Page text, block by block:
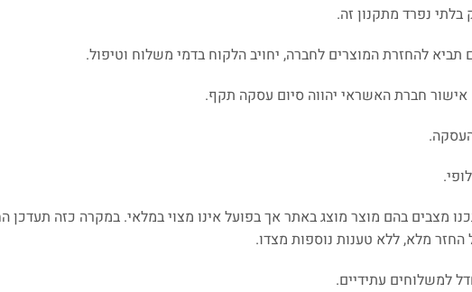
נפרד מתקנון זה.
להחזרת המוצרים לחברה, יחויב הלקוח בדמי משלוח וטיפול.
חברת האשראי יהווה סיום עסקה תקף.
מצבים בהם מוצר מוצג באתר אך בפועל אינו מצוי במלאי. במקרה כזה תעדכן
מלא, ללא טענות נוספות מצדו.
למשלוחים עתידיים.